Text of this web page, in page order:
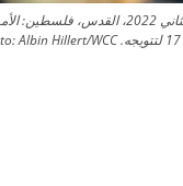
22 نوفمبر/تشرين الثاني
Albin Hillert/WCC